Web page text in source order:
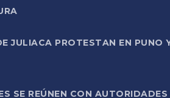
JULIACA PROTESTAN EN
SE REÚNEN CON